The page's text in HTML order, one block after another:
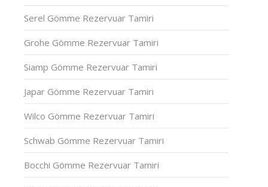
Serel Gömme Rezervuar Tamiri
Grohe Gömme Rezervuar Tamiri
Siamp Gömme Rezervuar Tamiri
Japar Gömme Rezervuar Tamiri
Wilco Gömme Rezervuar Tamiri
Schwab Gömme Rezervuar Tamiri
Bocchi Gömme Rezervuar Tamiri